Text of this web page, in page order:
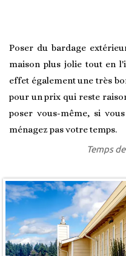
Poser du bardage
maison plus jolie tout en
effet également une très
pour un prix qui reste
poser vous-même, si
ménagez pas votre temps.
Temps